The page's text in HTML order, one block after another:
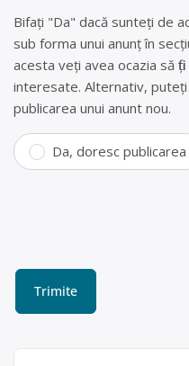
Bifați "Da" dacă sunteți de
sub forma unui anunț în
acesta veți avea ocazia să
interesate. Alternativ,
publicarea unui anunt nou.
Da, doresc publicarea